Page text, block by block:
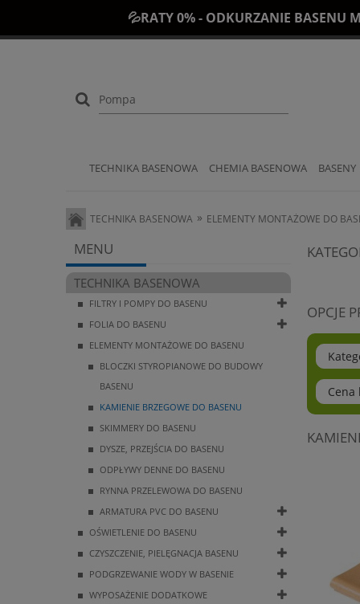
💦RATY 0% - ODKURZANIE BASENU
TECHNIKA BASENOWA CHEMIA BASENOWA BASENY
TECHNIKA BASENOWA » ELEMENTY MONTAŻOWE DO
MENU
TECHNIKA BASENOWA
FILTRY I POMPY DO BASENU
FOLIA DO BASENU
ELEMENTY MONTAŻOWE DO BASENU
BLOCZKI STYROPIANOWE DO BUDOWY
BASENU
KAMIENIE BRZEGOWE DO BASENU
SKIMMERY DO BASENU
DYSZE, PRZEJŚCIA DO BASENU
ODPŁYWY DENNE DO BASENU
RYNNA PRZELEWOWA DO BASENU
ARMATURA PVC DO BASENU
OŚWIETLENIE DO BASENU
CZYSZCZENIE, PIELĘGNACJA BASENU
PODGRZEWANIE WODY W BASENIE
WYPOSAŻENIE DODATKOWE
OPCJE